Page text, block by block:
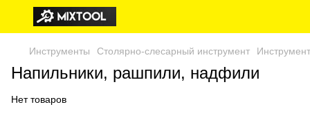
Инструменты Столярно-слесарный инструмент
Напильники, рашпили, надфили
Нет товаров